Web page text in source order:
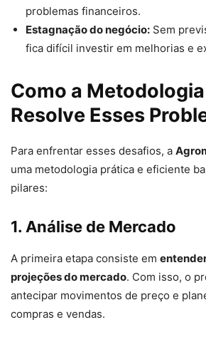
problemas financeiros.
Estagnação do negócio: Sem
fica difícil investir em melhorias e
Como a
Resolve Esses
Para enfrentar esses desafios, a
uma metodologia prática e eficiente
pilares:
1. Análise de Mercado
A primeira etapa consiste em
projeções do mercado. Com isso, o
antecipar movimentos de preço e
compras e vendas.